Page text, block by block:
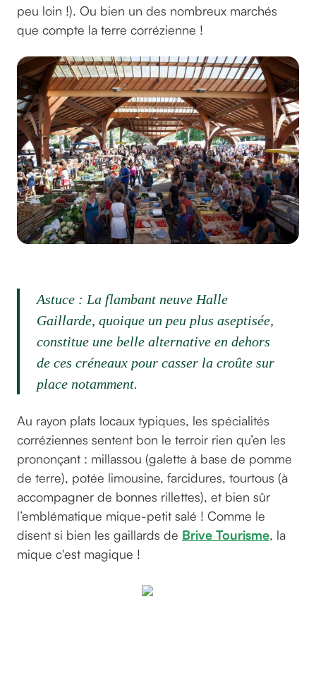
peu loin !). Ou bien un des nombreux marchés
que compte la terre corrézienne !
Astuce : La flambant neuve Halle
Gaillarde, quoique un peu plus aseptisée,
constitue une belle alternative en dehors
de ces créneaux pour casser la croûte sur
place notamment.
Au rayon plats locaux typiques, les spécialités
corréziennes sentent bon le terroir rien qu’en les
prononçant : millassou (galette à base de pomme
de terre), potée limousine, farcidures, tourtous (à
accompagner de bonnes rillettes), et bien sûr
l’emblématique mique-petit salé ! Comme le
disent si bien les gaillards de Brive Tourisme, la
mique c'est magique !